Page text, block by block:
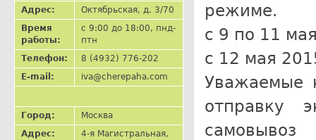
Адрес:
Октябрьская, д. 3/70
Время
работы:
с 9:00 до 18:00, пнд-
птн
Телефон:
8 (4932) 776-202
E-mail:
iva@cherepaha.com
Город:
Москва
Адрес:
4-я Магистральная,
режиме.
с 9 по 11
с 12 мая
Уважаемые
отправку
самовывоз